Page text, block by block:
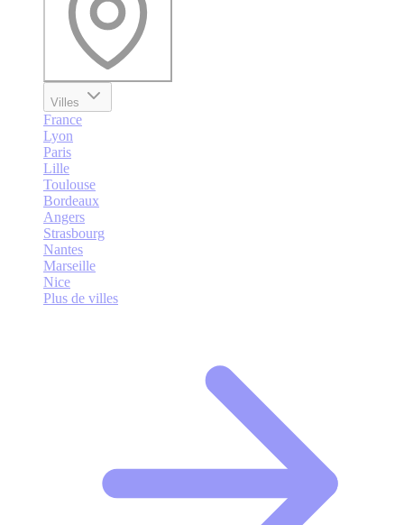
Villes
France
Lyon
Paris
Lille
Toulouse
Bordeaux
Angers
Strasbourg
Nantes
Marseille
Nice
Plus de villes